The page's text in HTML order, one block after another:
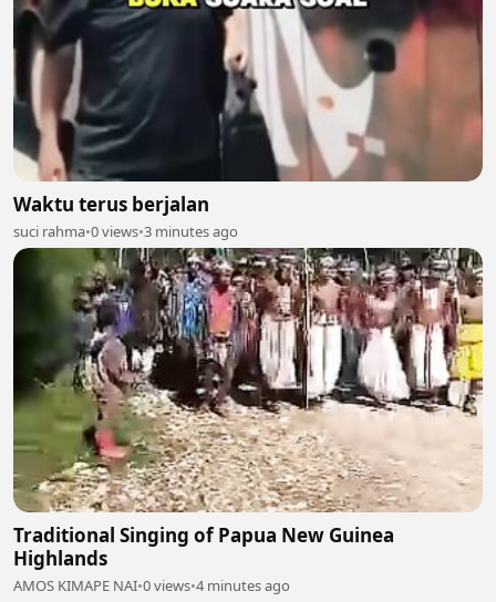
Waktu terus berjalan
suci rahma•0 views•3 minutes ago
Traditional Singing of Papua New Guinea
Highlands
AMOS KIMAPE NAI•0 views•4 minutes ago